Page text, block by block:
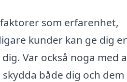
som erfarenhet,
kunder kan ge dig
Var också noga med
både dig och dem